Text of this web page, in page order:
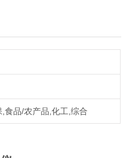
,食品/农产品,化工,综合